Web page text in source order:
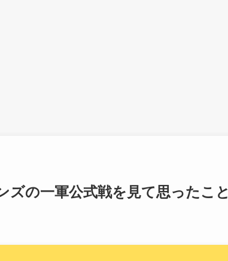
ズの一軍公式戦を見て思ったこと